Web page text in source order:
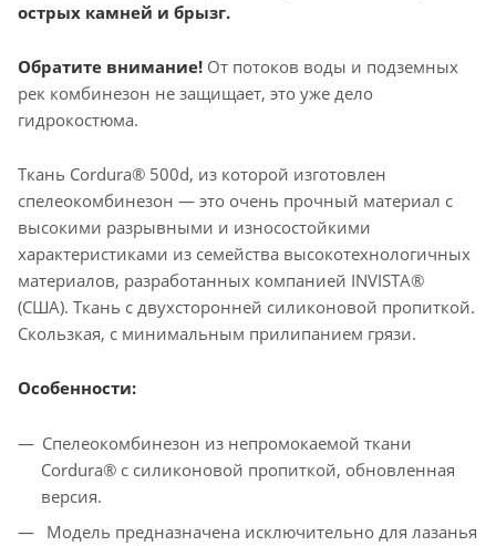
острых камней и брызг.
Обратите внимание! От потоков воды и подземных
рек комбинезон не защищает, это уже дело
гидрокостюма.
Ткань Cordura® 500d, из которой изготовлен
спелеокомбинезон — это очень прочный материал с
высокими разрывными и износостойкими
характеристиками из семейства высокотехнологичных
материалов, разработанных компанией INVISTA®
(США). Ткань с двухсторонней силиконовой пропиткой.
Скользкая, с минимальным прилипанием грязи.
Особенности:
Спелеокомбинезон из непромокаемой ткани
Cordura® с силиконовой пропиткой, обновленная
версия.
Модель предназначена исключительно для лазанья